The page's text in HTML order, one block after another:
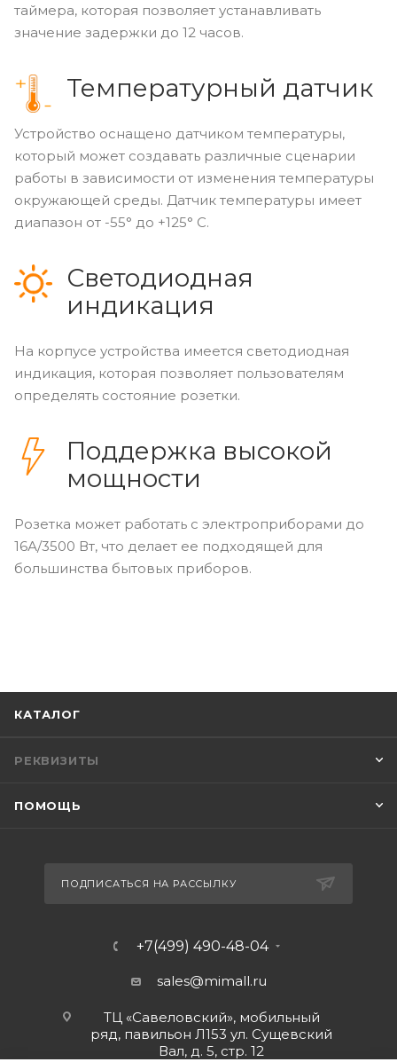
таймера, которая позволяет устанавливать
значение задержки до 12 часов.
Температурный датчик
Устройство оснащено датчиком температуры,
который может создавать различные сценарии
работы в зависимости от изменения температуры
окружающей среды. Датчик температуры имеет
диапазон от -55° до +125° C.
Светодиодная
индикация
На корпусе устройства имеется светодиодная
индикация, которая позволяет пользователям
определять состояние розетки.
Поддержка высокой
мощности
Розетка может работать с электроприборами до
16А/3500 Вт, что делает ее подходящей для
большинства бытовых приборов.
КАТАЛОГ
РЕКВИЗИТЫ
ПОМОЩЬ
ПОДПИСАТЬСЯ НА РАССЫЛКУ
+7(499) 490-48-04
sales@mimall.ru
ТЦ «Савеловский», мобильный
ряд, павильон Л153 ул. Сущевский
Вал, д. 5, стр. 12